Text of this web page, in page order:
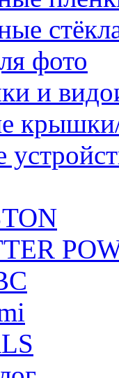
фото
и